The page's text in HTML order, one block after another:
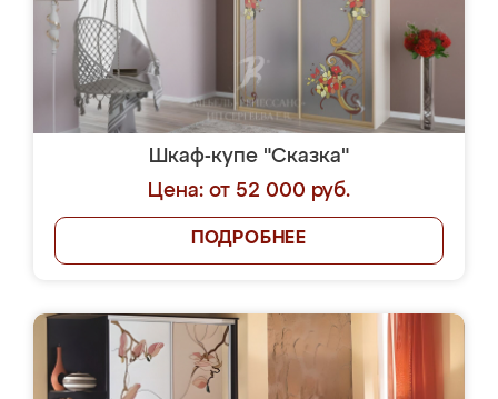
Шкаф-купе "Сказка"
Цена: от 52 000 руб.
ПОДРОБНЕЕ